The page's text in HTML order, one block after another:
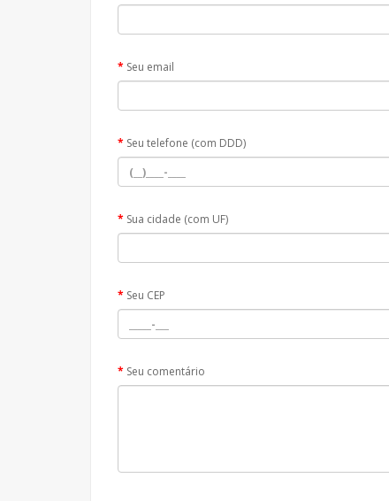
Seu email
Seu telefone (com DDD)
Sua cidade (com UF)
Seu CEP
Seu comentário